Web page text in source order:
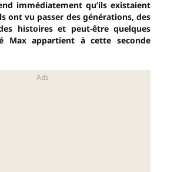
immédiatement qu’ils existaient
ont vu passer des générations, des
histoires et peut-être quelques
Max appartient à cette seconde